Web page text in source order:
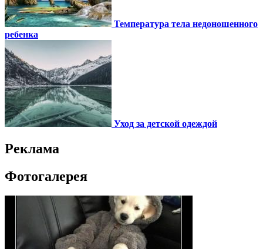
Температура тела недоношенного
ребенка
Уход за детской одеждой
Реклама
Фотогалерея